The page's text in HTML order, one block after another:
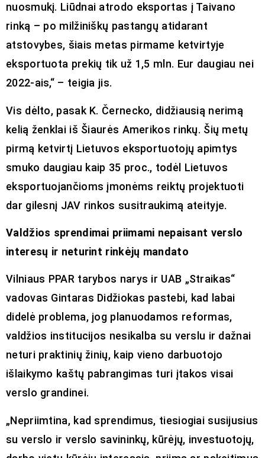
nuosmukį. Liūdnai atrodo eksportas į Taivano
rinką – po milžiniškų pastangų atidarant
atstovybes, šiais metas pirmame ketvirtyje
eksportuota prekių tik už 1,5 mln. Eur daugiau nei
2022-ais,“ – teigia jis.
Vis dėlto, pasak K. Černecko, didžiausią nerimą
kelią ženklai iš Šiaurės Amerikos rinkų. Šių metų
pirmą ketvirtį Lietuvos eksportuotojų apimtys
smuko daugiau kaip 35 proc., todėl Lietuvos
eksportuojančioms įmonėms reiktų projektuoti
dar gilesnį JAV rinkos susitraukimą ateityje.
Valdžios sprendimai priimami nepaisant verslo
interesų ir neturint rinkėjų mandato
Vilniaus PPAR tarybos narys ir UAB „Straikas“
vadovas Gintaras Didžiokas pastebi, kad labai
didelė problema, jog planuodamos reformas,
valdžios institucijos nesikalba su verslu ir dažnai
neturi praktinių žinių, kaip vieno darbuotojo
išlaikymo kaštų pabrangimas turi įtakos visai
verslo grandinei.
„Nepriimtina, kad sprendimus, tiesiogiai susijusius
su verslo ir verslo savininkų, kūrėjų, investuotojų,